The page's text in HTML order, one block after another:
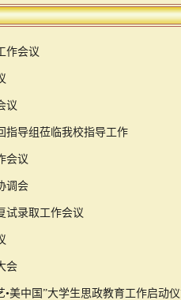
作会议
议
指导组莅临我校指导工作
会议
调会
试录取工作会议
会
•美中国”大学生思政教育工作启动